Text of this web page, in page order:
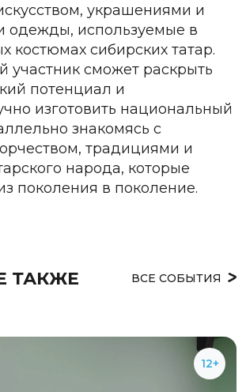
украшениями и
одежды, используемые в
костюмах сибирских татар.
участник сможет раскрыть
потенциал и
изготовить национальный
знакомясь с
традициями и
народа, которые
поколения в поколение.
ТАКЖЕ ВСЕ СОБЫТИЯ
12+